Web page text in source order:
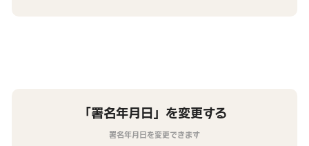
「署名年月日」を変更する
署名年月日を変更できます